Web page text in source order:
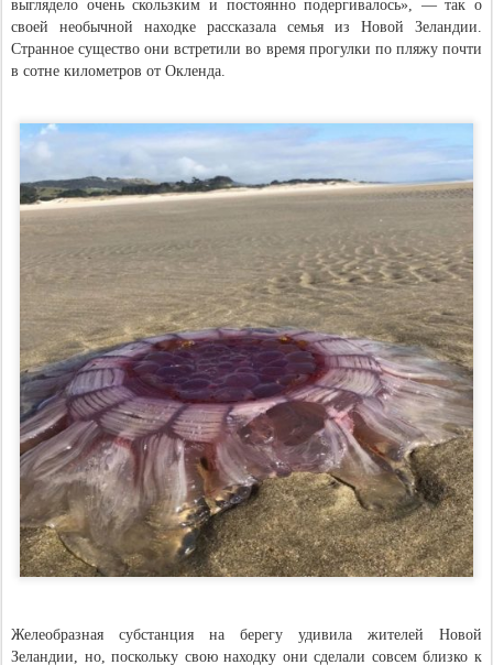
выглядело очень скользким и постоянно подергивалось», — так о
своей необычной находке рассказала семья из Новой Зеландии.
Странное существо они встретили во время прогулки по пляжу почти
в сотне километров от Окленда.
Желеобразная субстанция на берегу удивила жителей Новой
Зеландии, но, поскольку свою находку они сделали совсем близко к